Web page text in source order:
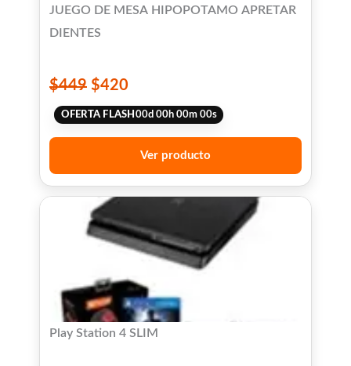
JUEGO DE MESA HIPOPOTAMO APRETAR
DIENTES
$449 $420
OFERTA FLASH 00d 00h 00m 00s
Ver producto
Play Station 4 SLIM